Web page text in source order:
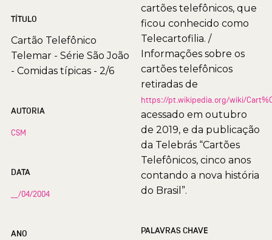
TÍTULO
Cartão Telefônico
Telemar - Série São João
- Comidas típicas - 2/6
AUTORIA
CSM
DATA
__/04/2004
ANO
cartões telefônicos, que
ficou conhecido como
Telecartofilia. /
Informações sobre os
cartões telefônicos
retiradas de
https://pt.wikipedia.org/wiki/
acessado em outubro
de 2019, e da publicação
da Telebrás “Cartões
Telefônicos, cinco anos
contando a nova história
do Brasil”.
PALAVRAS CHAVE